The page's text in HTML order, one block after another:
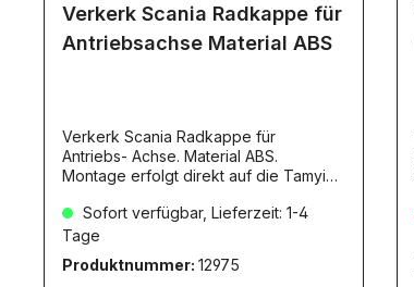
Verkerk Scania Radkappe für
Antriebsachse Material ABS
Verkerk Scania Radkappe für
Antriebs- Achse. Material ABS.
Montage erfolgt direkt auf die Tamyia
Sofort verfügbar, Lieferzeit: 1-4
Tage
Produktnummer: 12975